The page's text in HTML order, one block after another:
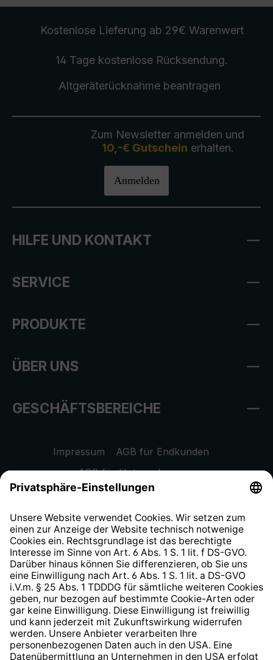
Kostenlose Lieferung ab 29€ Warenwert
14 Tage kostenlose Rücksendung.
Altgeräterücknahmebeantragen
Zum Newsletter anmelden und
10,-€ Gutschein erhalten.
Anmelden
HILFE UND KONTAKT
SERVICE
PRODUKTE
ÜBER UNS
GESCHÄFTSBEREICHE
Impressum
AGB für Endkunden
AGB für Unternehmen
Datenschutzhinweis
Widerrufsrecht
Hinweisgeberschutzsystem
Barrierefreiheit